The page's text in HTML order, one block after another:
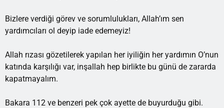
Bizlere verdiği görev ve sorumlulukları, Allah’ım sen
yardımcıları ol deyip iade edemeyiz!
Allah rızası gözetilerek yapılan her iyiliğin her yardımın O’nun
katında karşılığı var, inşallah hep birlikte bu günü de zararda
kapatmayalım.
Bakara 112 ve benzeri pek çok ayette de buyurduğu gibi.